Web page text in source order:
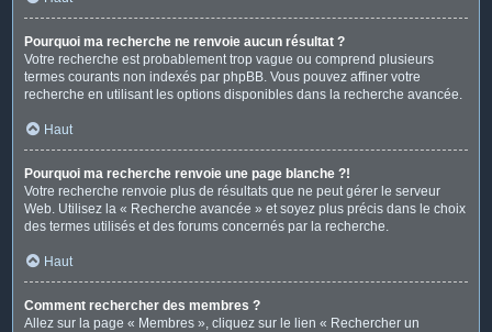
Pourquoi ma recherche ne renvoie aucun résultat ?
Votre recherche est probablement trop vague ou comprend plusieurs
termes courants non indexés par phpBB. Vous pouvez affiner votre
recherche en utilisant les options disponibles dans la recherche avancée.
Haut
Pourquoi ma recherche renvoie une page blanche ?!
Votre recherche renvoie plus de résultats que ne peut gérer le serveur
Web. Utilisez la « Recherche avancée » et soyez plus précis dans le choix
des termes utilisés et des forums concernés par la recherche.
Haut
Comment rechercher des membres ?
Allez sur la page « Membres », cliquez sur le lien « Rechercher un